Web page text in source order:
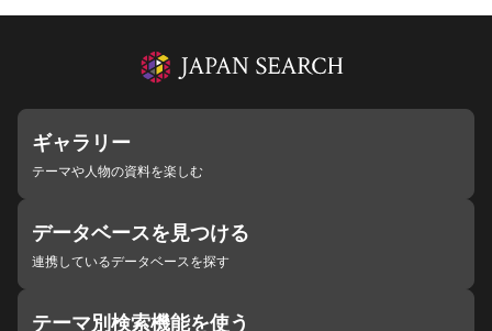
ギャラリー
テーマや人物の資料を楽しむ
データベースを見つける
連携しているデータベースを探す
テーマ別検索機能を使う